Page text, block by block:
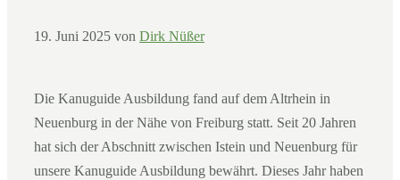
19. Juni 2025 von Dirk Nüßer
Die Kanuguide Ausbildung fand auf dem Altrhein in
Neuenburg in der Nähe von Freiburg statt. Seit 20 Jahren
hat sich der Abschnitt zwischen Istein und Neuenburg für
unsere Kanuguide Ausbildung bewährt. Dieses Jahr haben